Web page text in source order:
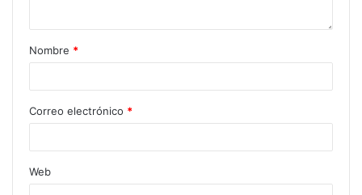
Nombre *
Correo electrónico *
Web